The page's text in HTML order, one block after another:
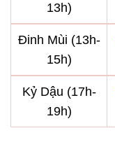
13h)
Đinh Mùi (13h-
15h)
Kỷ Dậu (17h-
19h)